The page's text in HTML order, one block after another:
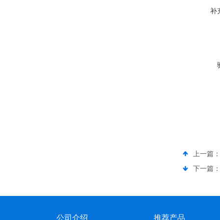
补
上一篇：
下一篇：
公司介绍 推荐产品